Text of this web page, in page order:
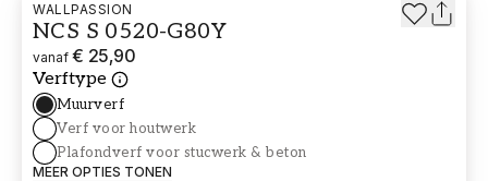
WALLPASSION
NCS S 0520-G80Y
vanaf € 25,90
Verftype
Muurverf
Verf voor houtwerk
Plafondverf voor stucwerk & beton
MEER OPTIES TONEN